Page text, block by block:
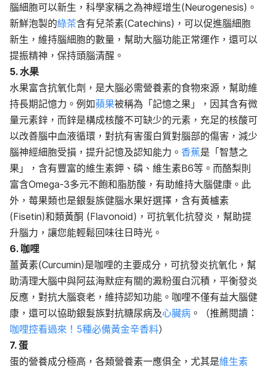
腦細胞可以新生，科學家稱之為神經增生(Neurogenesis)。
新鮮泡製的綠茶含有兒茶素(Catechins)，可以促進腦細胞
新生，維持腦細胞的數量，幫助大腦功能正常運作，還可以
提振精神，保持頭腦清醒。
5. 水果
水果富含抗氧化劑，是大腦必需營養素的食物來源，幫助維
持長期記憶力。例如蘋果被稱為「記憶之果」，因其含有微
量元素鋅，而鋅是構成核酸不可缺少的元素，充足的核酸可
以改善腦中血液循環，對抗有害蛋白質對腦部的傷害，減少
腦神經細胞受損，提升記憶及認知能力。 香蕉是「智慧之
果」，含有豐富的維生素鉀、磷、維生素B6等。而酪梨則
富含Omega-3多元不飽和脂肪酸，有助維持大腦健康。此
外，莓果類也是銀髮族健腦水果好選擇，含有黃櫨素
(Fisetin)和類黃酮 (Flavonoid)，可抗氧化抗發炎，幫助提
升腦力，讓您能輕鬆回味往日時光。
6. 咖哩
薑黃素(Curcumin)是咖哩的主要成分，可抗發炎抗氧化，幫
助清理大腦中與阿茲海默症有關的澱粉蛋白沉積，平衡發炎
反應，對抗大腦衰老，維持認知功能。咖哩不僅有益大腦健
康，還可以協助銀髮族對抗糖尿病及心臟病 。（推薦閱讀：
咖哩控看過來！5種必備黃金辛香料）
7. 蛋
蛋的營養成分極高，各類營養素一應俱全，尤其是維生素